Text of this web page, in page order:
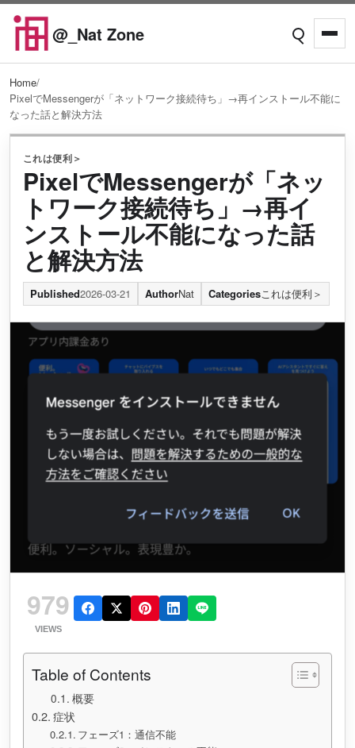
Skip to content
@_Nat Zone Open search
Home/
PixelでMessengerが「ネットワーク接続待ち」→再インストール不能に
なった話と解決方法
これは便利＞
PixelでMessengerが「ネッ
トワーク接続待ち」→再イ
ンストール不能になった話
と解決方法
Published2026-03-21 AuthorNat Categoriesこれは便利＞
979
VIEWS
Table of Contents
概要
症状
フェーズ1：通信不能